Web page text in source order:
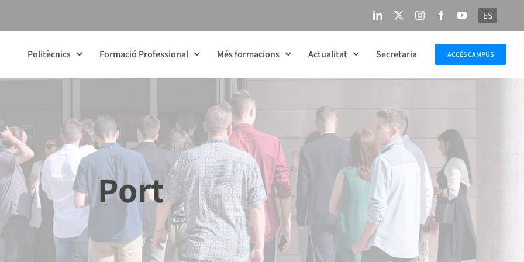
LinkedIn InstagramFacebookYouTube
ES
Politècnics Formació Professional Més formacions Actualitat Secretaria ACCÉS CAMPUS
Port